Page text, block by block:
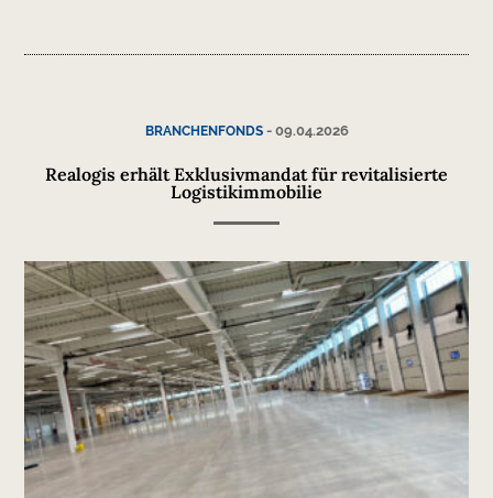
BRANCHENFONDS- 09.04.2026
Realogis erhält Exklusivmandat für revitalisierte
Logistikimmobilie